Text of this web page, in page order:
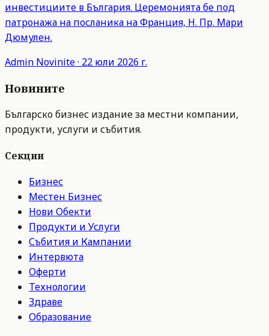
инвестициите в България. Церемонията бе под
патронажа на посланика на Франция, Н. Пр. Мари
Дюмулен.
Admin Novinite· 22 юли 2026 г.
Новините
Българско бизнес издание за местни компании,
продукти, услуги и събития.
Секции
Бизнес
Местен Бизнес
Нови Обекти
Продукти и Услуги
Събития и Кампании
Интервюта
Оферти
Технологии
Здраве
Образование